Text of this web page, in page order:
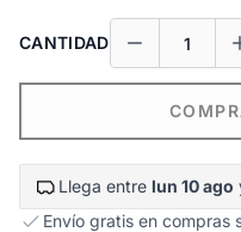
CANTIDAD
Llega entre lun 10 ago
Envío gratis en compras